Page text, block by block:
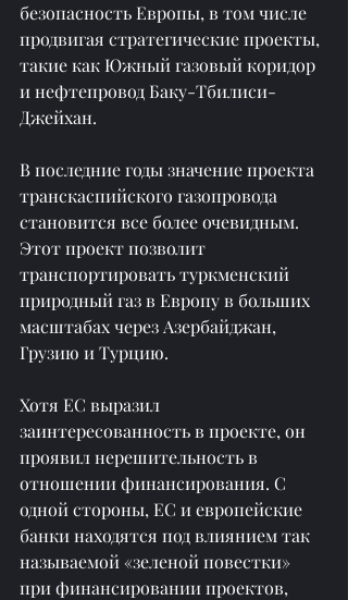
безопасность Европы, в том числе
продвигая стратегические проекты,
такие как Южный газовый коридор
и нефтепровод Баку-Тбилиси-
Джейхан.
В последние годы значение проекта
транскаспийского газопровода
становится все более очевидным.
Этот проект позволит
транспортировать туркменский
природный газ в Европу в больших
масштабах через Азербайджан,
Грузию и Турцию.
Хотя ЕС выразил
заинтересованность в проекте, он
проявил нерешительность в
отношении финансирования. С
одной стороны, ЕС и европейские
банки находятся под влиянием так
называемой «зеленой повестки»
при финансировании проектов,